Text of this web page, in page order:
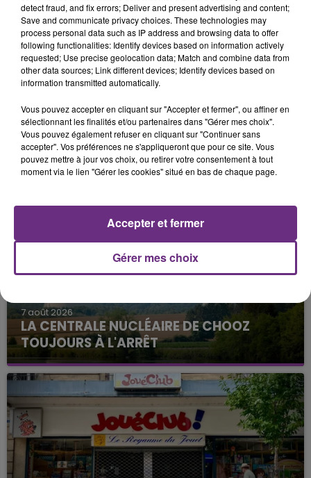
Jean-Christophe Combe sera en déplacement dans
la Marne, le vendredi 4 novembre, pour lancer le
premier des dix ateliers citoyens de la Fabrique du
bien vieillir, à Châlons-en-Champagne.
Une ville qu'il connaît bien puisqu'il a été directeur de
cabinet du député-maire Bruno Bourg-Broc.
FIL D'ACTU
7 août 2026
LA CENTRALE NUCLÉAIRE DE CHOOZ
TOUJOURS À L'ARRÊT
Cela fait déjà une semaine que la centrale
nucléaire ardennaise est à l'arrêt. Une situation
justifiée par la sécheresse intense qui est toujours
présente.
detect fraud, and fix errors; Deliver and present advertising and content;
Save and communicate privacy choices. These technologies may
process personal data such as IP address and browsing data to offer
following functionalities: Identify devices based on information actively
requested; Use precise geolocation data; Match and combine data from
other data sources; Link different devices; Identify devices based on
information transmitted automatically.
Vous pouvez accepter en cliquant sur "Accepter et fermer", ou affiner en
sélectionnant les finalités et/ou partenaires dans "Gérer mes choix".
Vous pouvez également refuser en cliquant sur "Continuer sans
accepter". Vos préférences ne s'appliqueront que pour ce site. Vous
pouvez mettre à jour vos choix, ou retirer votre consentement à tout
moment via le lien "Gérer les cookies" situé en bas de chaque page.
Gérer mes choix
Accepter et fermer